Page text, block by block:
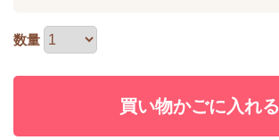
数量
買い物かごに入れる